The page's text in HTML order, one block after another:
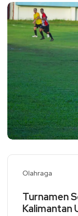
Olahraga
Turnamen
Kalimantan